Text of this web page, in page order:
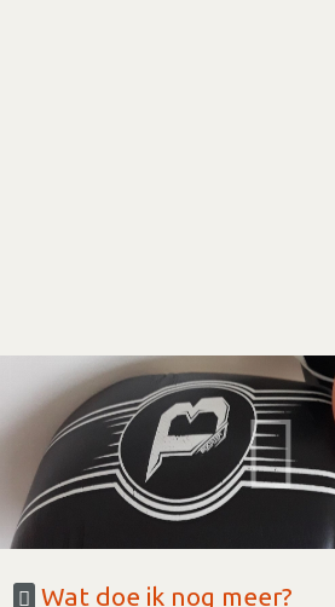
Wat doe ik nog meer?